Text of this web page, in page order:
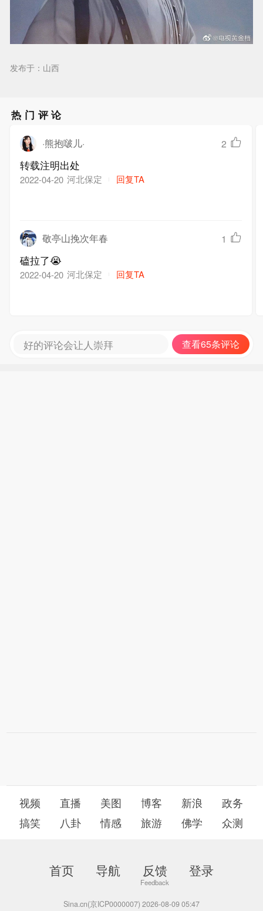
发布于：山西
热门评论
·熊抱啵儿· 2
转载注明出处
2022-04-20 河北保定 回复TA
敬亭山挽次年春 1
磕拉了😭
2022-04-20 河北保定 回复TA
好的评论会让人崇拜 查看65条评论
视频 直播 美图 博客 新浪
政务
搞笑
八卦 情感 旅游 佛学 众测
首页 导航 反馈 登录
Sina.cn(京ICP0000007) 2026-08-09 05:47